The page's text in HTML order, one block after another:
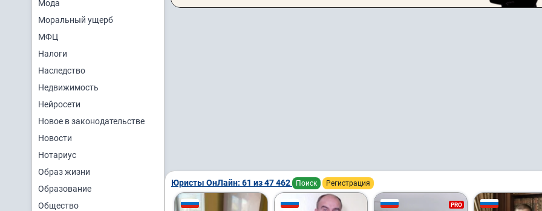
Мода
Моральный ущерб
МФЦ
Налоги
Наследство
Недвижимость
Нейросети
Новое в законодательстве
Новости
Нотариус
Образ жизни
Образование
Общество
Юристы ОнЛайн: 61 из 47 462 Поиск Регистрация
PRO